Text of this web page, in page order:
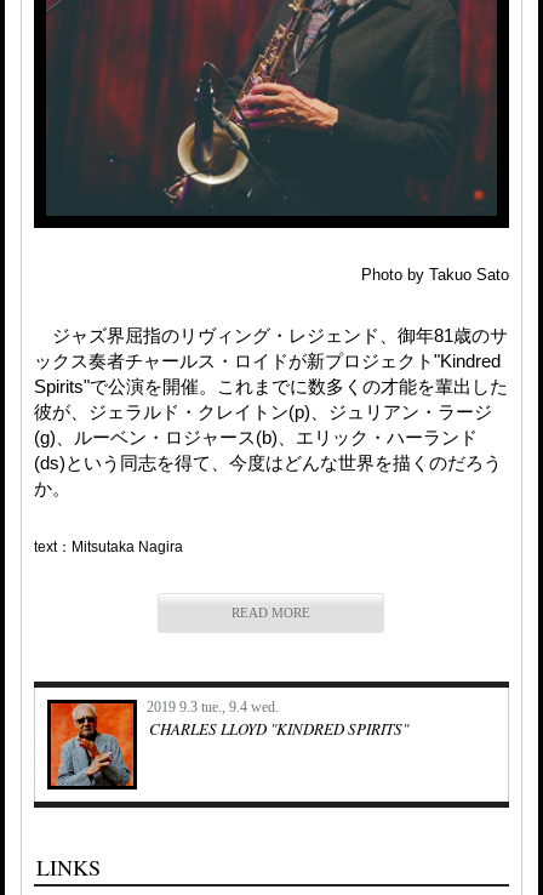
Photo by Takuo Sato
ジャズ界屈指のリヴィング・レジェンド、御年81歳のサ
ックス奏者チャールス・ロイドが新プロジェクト"Kindred
Spirits"で公演を開催。これまでに数多くの才能を輩出した
彼が、ジェラルド・クレイトン(p)、ジュリアン・ラージ
(g)、ルーベン・ロジャース(b)、エリック・ハーランド
(ds)という同志を得て、今度はどんな世界を描くのだろう
か。
text：Mitsutaka Nagira
READ MORE
2019 9.3 tue., 9.4 wed.
CHARLES LLOYD "KINDRED SPIRITS"
LINKS